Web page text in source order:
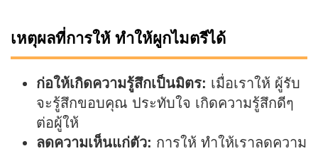
เหตุผลที่การให้ ทำให้ผูกไมตรีได้
ก่อให้เกิดความรู้สึกเป็นมิตร: เมื่อเราให้ ผู้รับ
จะรู้สึกขอบคุณ ประทับใจ เกิดความรู้สึกดีๆ
ต่อผู้ให้
ลดความเห็นแก่ตัว: การให้ ทำให้เราลดความ